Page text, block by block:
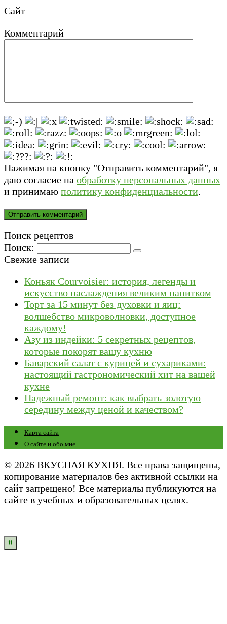
Сайт
Комментарий
Нажимая на кнопку "Отправить комментарий", я
даю согласие на обработку персональных данных
и принимаю политику конфиденциальности.
Поиск рецептов
Поиск:
Свежие записи
Коньяк Courvoisier: история, легенды и
искусство наслаждения великим напитком
Торт за 15 минут без духовки и яиц:
волшебство микроволновки, доступное
каждому!
Азу из индейки: 5 секретных рецептов,
которые покорят вашу кухню
Баварский салат с курицей и сухариками:
настоящий гастрономический хит на вашей
кухне
Надежный ремонт: как выбрать золотую
середину между ценой и качеством?
Карта сайта
О сайте и обо мне
© 2026 ВКУСНАЯ КУХНЯ. Все права защищены,
копирование материалов без активной ссылки на
сайт запрещено! Все материалы публикуются на
сайте в учебных и образовательных целях.